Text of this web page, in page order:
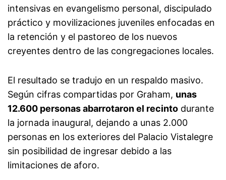
intensivas en evangelismo personal, discipulado
práctico y movilizaciones juveniles enfocadas en
la retención y el pastoreo de los nuevos
creyentes dentro de las congregaciones locales.
El resultado se tradujo en un respaldo masivo.
Según cifras compartidas por Graham, unas
12.600 personas abarrotaron el recinto durante
la jornada inaugural, dejando a unas 2.000
personas en los exteriores del Palacio Vistalegre
sin posibilidad de ingresar debido a las
limitaciones de aforo.